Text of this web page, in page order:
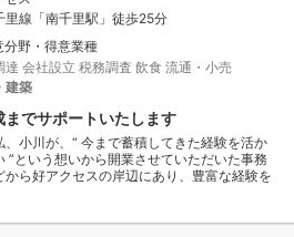
里線「南千里駅」徒歩25分
分野・得意業種
達 会社設立 税務調査 飲食 流通・小売
建築
でサポートいたします
小川が、“ 今まで蓄積してきた経験を活か
”という想いから開業させていただいた事務
ら好アクセスの岸辺にあり、豊富な経験を